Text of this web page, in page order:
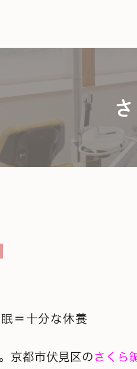
体・ふくらはぎマッサージ
＝十分な休養
京都市伏見区の さくら